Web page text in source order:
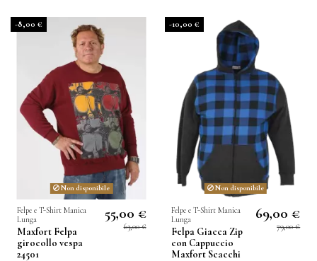
-8,00 €
Non disponibile
Felpe e T-Shirt Manica
Lunga
Maxfort Felpa
girocollo vespa
24501
55,00 €
63,00 €
-10,00 €
Non disponibile
Felpe e T-Shirt Manica
Lunga
Felpa Giacca Zip
con Cappuccio
Maxfort Scacchi
69,00 €
79,00 €